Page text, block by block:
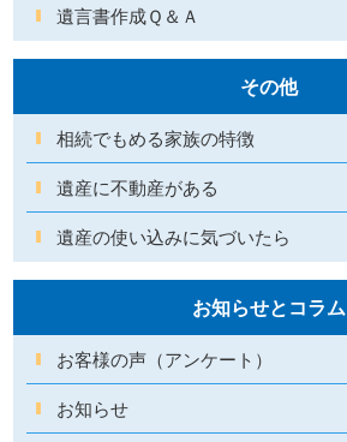
遺言書作成Ｑ＆Ａ
その他
相続でもめる家族の特徴
遺産に不動産がある
遺産の使い込みに気づいたら
お知らせとコラム
お客様の声（アンケート）
お知らせ